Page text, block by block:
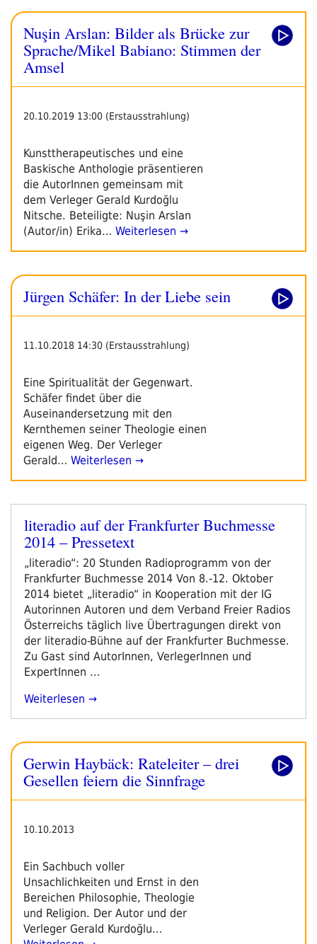
Nuşin Arslan: Bilder als Brücke zur
Sprache/Mikel Babiano: Stimmen der
Amsel
20.10.2019 13:00 (Erstausstrahlung)
Kunsttherapeutisches und eine
Baskische Anthologie präsentieren
die AutorInnen gemeinsam mit
dem Verleger Gerald Kurdoğlu
Nitsche. Beteiligte: Nuşin Arslan
(Autor/in) Erika… Weiterlesen →
Jürgen Schäfer: In der Liebe sein
11.10.2018 14:30 (Erstausstrahlung)
Eine Spiritualität der Gegenwart.
Schäfer findet über die
Auseinandersetzung mit den
Kernthemen seiner Theologie einen
eigenen Weg. Der Verleger
Gerald… Weiterlesen →
Veröffentlicht
am
literadio auf der Frankfurter Buchmesse
2014 – Pressetext
„literadio“: 20 Stunden Radioprogramm von der
Frankfurter Buchmesse 2014 Von 8.-12. Oktober
2014 bietet „literadio“ in Kooperation mit der IG
Autorinnen Autoren und dem Verband Freier Radios
Österreichs täglich live Übertragungen direkt von
der literadio-Bühne auf der Frankfurter Buchmesse.
Zu Gast sind AutorInnen, VerlegerInnen und
ExpertInnen …
„literadio
Frankfurter
Buchmesse
2014
Weiterlesen
Gerwin Haybäck: Rateleiter – drei
Gesellen feiern die Sinnfrage
10.10.2013
Ein Sachbuch voller
Unsachlichkeiten und Ernst in den
Bereichen Philosophie, Theologie
und Religion. Der Autor und der
Verleger Gerald Kurdoğlu…